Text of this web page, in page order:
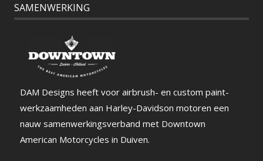
SAMENWERKING
DAM Designs heeft voor airbrush- en custom paint-
werkzaamheden aan Harley-Davidson motoren een
nauw samenwerkingsverband met Downtown
American Motorcycles in Duiven.